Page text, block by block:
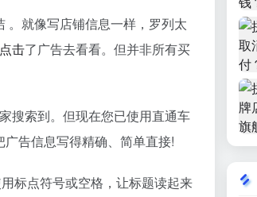
。就像写店铺信息一样，罗列太
点击了广告去看看。但并非所有买
搜索到。但现在您已使用直通车
告信息写得精确、简单直接!
标点符号或空格，让标题读起来